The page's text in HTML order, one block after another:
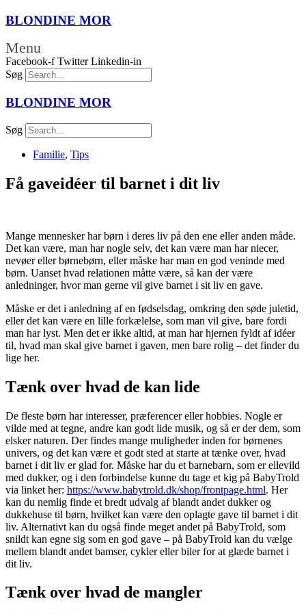
BLONDINE MOR
Menu
Facebook-f Twitter Linkedin-in
Søg
BLONDINE MOR
Søg
Familie, Tips
Få gaveidéer til barnet i dit liv
Mange mennesker har børn i deres liv på den ene eller anden måde.
Det kan være, man har nogle selv, det kan være man har niecer,
nevøer eller børnebørn, eller måske har man en god veninde med
børn. Uanset hvad relationen måtte være, så kan der være
anledninger, hvor man gerne vil give barnet i sit liv en gave.
Måske er det i anledning af en fødselsdag, omkring den søde juletid,
eller det kan være en lille forkælelse, som man vil give, bare fordi
man har lyst. Men det er ikke altid, at man har hjernen fyldt af idéer
til, hvad man skal give barnet i gaven, men bare rolig – det finder du
lige her.
Tænk over hvad de kan lide
De fleste børn har interesser, præferencer eller hobbies. Nogle er
vilde med at tegne, andre kan godt lide musik, og så er der dem, som
elsker naturen. Der findes mange muligheder inden for børnenes
univers, og det kan være et godt sted at starte at tænke over, hvad
barnet i dit liv er glad for. Måske har du et barnebarn, som er ellevild
med dukker, og i den forbindelse kunne du tage et kig på BabyTrold
via linket her: https://www.babytrold.dk/shop/frontpage.html. Her
kan du nemlig finde et bredt udvalg af blandt andet dukker og
dukkehuse til børn, hvilket kan være den oplagte gave til barnet i dit
liv. Alternativt kan du også finde meget andet på BabyTrold, som
snildt kan egne sig som en god gave – på BabyTrold kan du vælge
mellem blandt andet bamser, cykler eller biler for at glæde barnet i
dit liv.
Tænk over hvad de mangler